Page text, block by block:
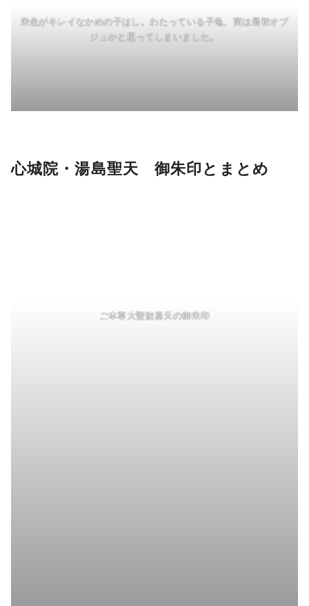
朱色がキレイなかめの子はし。わたっている子亀、実は最初オブ
ジェかと思ってしまいました。
心城院・湯島聖天 御朱印とまとめ
ご本尊大聖歓喜天の御朱印